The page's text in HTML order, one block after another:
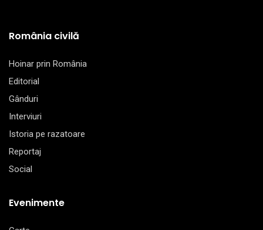
România civilă
Hoinar prin România
Editorial
Gânduri
Interviuri
Istoria pe razatoare
Reportaj
Social
Evenimente